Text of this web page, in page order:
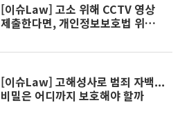
[이슈Law] 고소 위해 CCTV 영상
제출한다면, 개인정보보호법 위반일
[이슈Law] 고해성사로 범죄 자백...
비밀은 어디까지 보호해야 할까